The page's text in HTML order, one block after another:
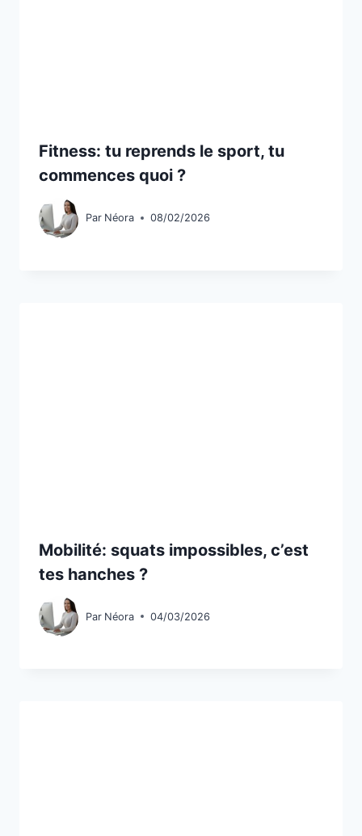
Fitness: tu reprends le sport, tu
commences quoi ?
Par Néora 08/02/2026
Mobilité: squats impossibles, c’est
tes hanches ?
Par Néora 04/03/2026